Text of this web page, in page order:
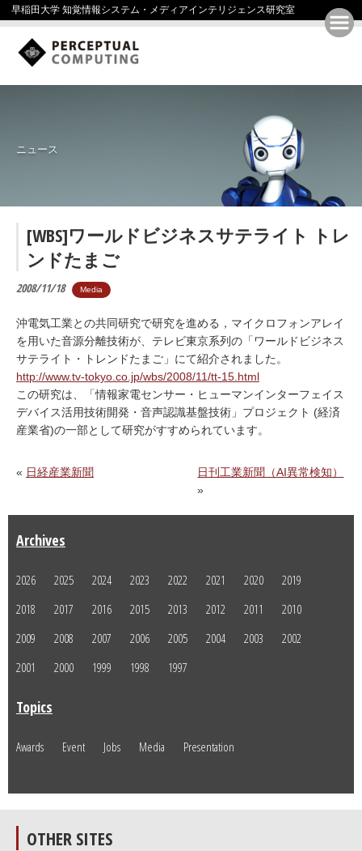
早稲田大学 知覚情報システム・メディアインテリジェンス研究室
ニュース
[WBS]ワールドビジネスサテライト トレ
ンドたまご
2008/11/18 Media
沖電気工業との共同研究で研究を進める，マイクロフォンアレイ
を用いた音源分離技術が、テレビ東京系列の「ワールドビジネス
サテライト・トレンドたまご」にて紹介されました。
http://www.tv-tokyo.co.jp/wbs/2008/11/tt-15.html
この研究は、「情報家電センサー・ヒューマンインターフェイス
デバイス活用技術開発・音声認識基盤技術」プロジェクト (経済
産業省)の一部として研究がすすめられています。
« 日経産業新聞
日刊工業新聞（AI異常検知）
»
Archives
2026 2025 2024 2023 2022 2021 2020
2019
2018
2017 2016 2015 2013 2012 2011
2010
2009
2008 2007 2006 2005 2004 2003
2002
2001
2000 1999 1998 1997
Topics
Awards Event Jobs Media Presentation
OTHER SITES